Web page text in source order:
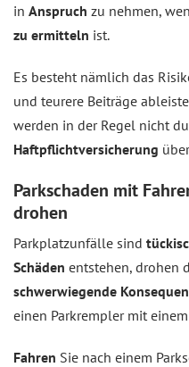
in Anspruch zu nehmen,
zu ermitteln ist.
Es besteht nämlich das
und teurere Beiträge
werden in der Regel nicht
Haftpflichtversicherung
Parkschaden mit
drohen
Parkplatzunfälle sind
Schäden entstehen, drohen
schwerwiegende
einen Parkrempler mit einem
Fahren Sie nach einem